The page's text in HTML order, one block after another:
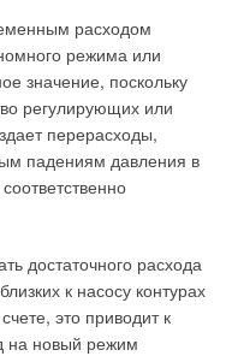
расходом
режима или
значение, поскольку
регулирующих или
перерасходы,
падениям давления в
достаточного расхода
к насосу контурах
это приводит к
на новый режим
К
отопления, а на
ее профилактика,
систему.
гораздо легче,
радиаторами,
и т.д. В
будут укомплектованы
цены